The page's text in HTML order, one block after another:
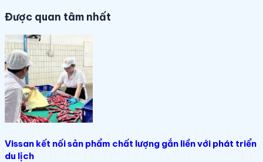
Được quan tâm nhất
Vissan kết nối sản phẩm chất lượng gắn liền với phát triển
du lịch